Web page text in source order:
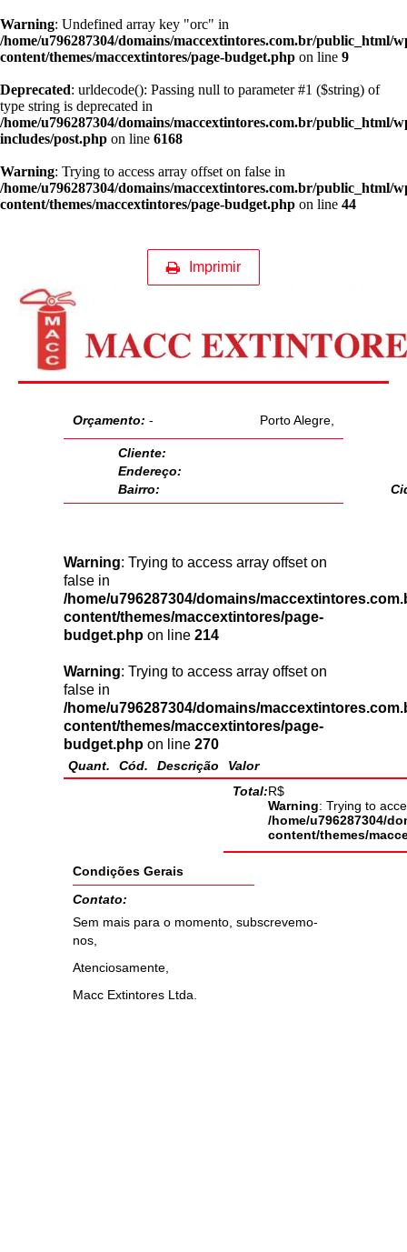
Warning: Undefined array key "orc" in
/home/u796287304/domains/maccextintores.com.br/public_html/
content/themes/maccextintores/page-budget.php on line 9
Deprecated: urldecode(): Passing null to parameter #1 ($string) of
type string is deprecated in
/home/u796287304/domains/maccextintores.com.br/public_html/
includes/post.php on line 6168
Warning: Trying to access array offset on false in
/home/u796287304/domains/maccextintores.com.br/public_html/
content/themes/maccextintores/page-budget.php on line 44
Imprimir
Orçamento: - Porto Alegre,
Cliente:
Endereço:
Bairro:
Warning: Trying to access array offset on
false in
/home/u796287304/domains/
content/themes/maccextintores/page-
budget.php on line 214
Warning: Trying to access array offset on
false in
/home/u796287304/domains/
content/themes/maccextintores/page-
budget.php on line 270
Quant. Cód. Descrição
Valor
Total:R$
Warning: Trying to
/home/u796287304/
content/themes/
Condições Gerais
Contato:
Sem mais para o momento, subscrevemo-
nos,
Atenciosamente,
Macc Extintores Ltda.